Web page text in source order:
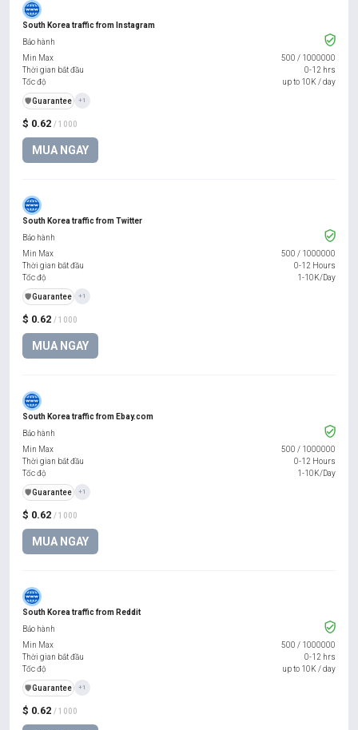
South Korea traffic from Instagram
$ 0.62 / 1000
MUA NGAY
Bảo hành
Min Max
500 / 1000000
Thời gian bắt đầu
0-12 hrs
Tốc độ
up to 10K / day
️🛡️Guarantee +1
South Korea traffic from Twitter
$ 0.62 / 1000
MUA NGAY
Bảo hành
Min Max
500 / 1000000
Thời gian bắt đầu
0-12 Hours
Tốc độ
1-10K/Day
️🛡️Guarantee +1
South Korea traffic from Ebay.com
$ 0.62 / 1000
MUA NGAY
Bảo hành
Min Max
500 / 1000000
Thời gian bắt đầu
0-12 Hours
Tốc độ
1-10K/Day
️🛡️Guarantee +1
South Korea traffic from Reddit
$ 0.62 / 1000
Bảo hành
Min Max
500 / 1000000
Thời gian bắt đầu
0-12 hrs
Tốc độ
up to 10K / day
️🛡️Guarantee +1